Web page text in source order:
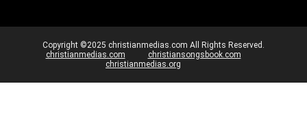
Copyright ©2025 christianmedias.com All Rights Reserved.
christianmedias.com
christiansongsbook.com
christianmedias.org